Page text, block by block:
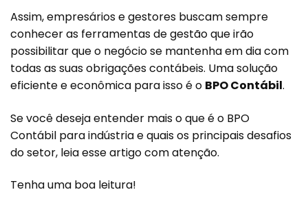
Assim, empresários e gestores buscam sempre
conhecer as ferramentas de gestão que irão
possibilitar que o negócio se mantenha em dia com
todas as suas obrigações contábeis. Uma solução
eficiente e econômica para isso é o BPO Contábil.
Se você deseja entender mais o que é o BPO
Contábil para indústria e quais os principais desafios
do setor, leia esse artigo com atenção.
Tenha uma boa leitura!